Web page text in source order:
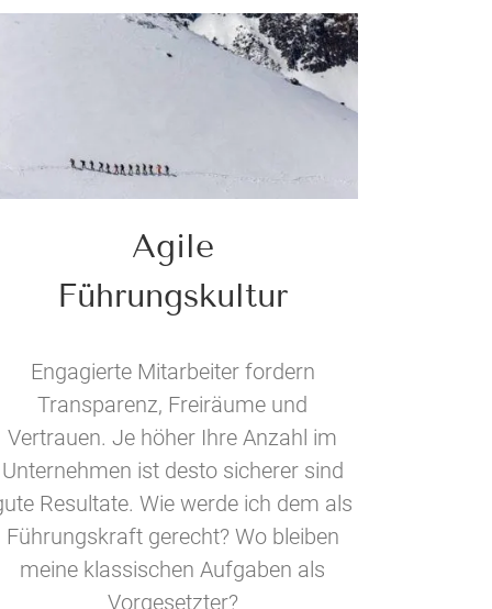
Agile
Führungskultur
Engagierte Mitarbeiter fordern
Transparenz, Freiräume und
Vertrauen. Je höher Ihre Anzahl im
Unternehmen ist desto sicherer sind
Resultate. Wie werde ich dem als
Führungskraft gerecht? Wo bleiben
meine klassischen Aufgaben als
Vorgesetzter?